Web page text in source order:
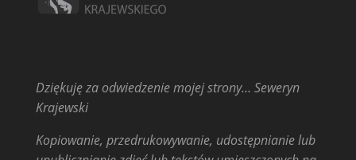
Dziękuję za odwiedzenie mojej strony… Seweryn
Krajewski
Kopiowanie, przedrukowywanie, udostępnianie lub